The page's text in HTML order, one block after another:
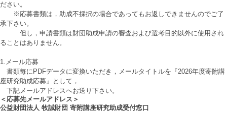
ださい。
※応募書類は，助成不採択の場合であってもお返しできませんのでご了
承下さい。
但し，申請書類は財団助成申請の審査および選考目的以外に使用され
ることはありません。
1.メール応募
書類毎にPDFデータに変換いただき，メールタイトルを『2026年度寄附講
座研究助成応募』として，
下記メールアドレスへお送り下さい。
＜応募先メールアドレス＞
公益財団法人 牧誠財団 寄附講座研究助成受付窓口